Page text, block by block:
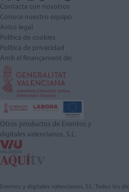
Contacta con nosotros
Conoce nuestro equipo
Aviso legal
Política de cookies
Política de privacidad
Amb el finançament de:
Otros productos de Eventos y
digitales valencianos, S.L.
Eventos y digitales valencianos, S.L. Todos los